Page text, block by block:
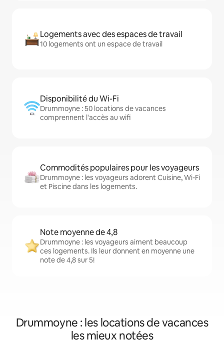
Logements avec des espaces de travail
10 logements ont un espace de travail
Disponibilité du Wi-Fi
Drummoyne : 50 locations de vacances
comprennent l'accès au wifi
Commodités populaires pour les voyageurs
Drummoyne : les voyageurs adorent Cuisine, Wi-Fi
et Piscine dans les logements.
Note moyenne de 4,8
Drummoyne : les voyageurs aiment beaucoup
ces logements. Ils leur donnent en moyenne une
note de 4,8 sur 5!
Drummoyne : les locations de vacances
les mieux notées